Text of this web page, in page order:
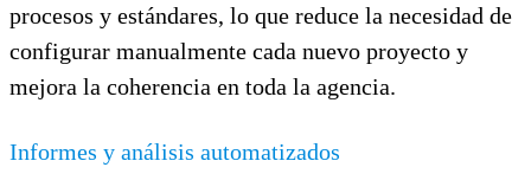
procesos y estándares, lo que reduce la necesidad de
configurar manualmente cada nuevo proyecto y
mejora la coherencia en toda la agencia.
Informes y análisis automatizados